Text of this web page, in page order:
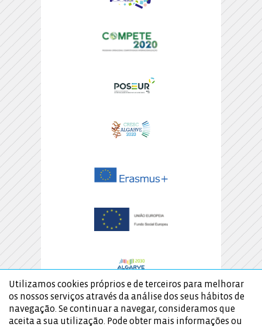
Utilizamos cookies próprios e de terceiros para melhorar
os nossos serviços através da análise dos seus hábitos de
navegação. Se continuar a navegar, consideramos que
aceita a sua utilização. Pode obter mais informações ou